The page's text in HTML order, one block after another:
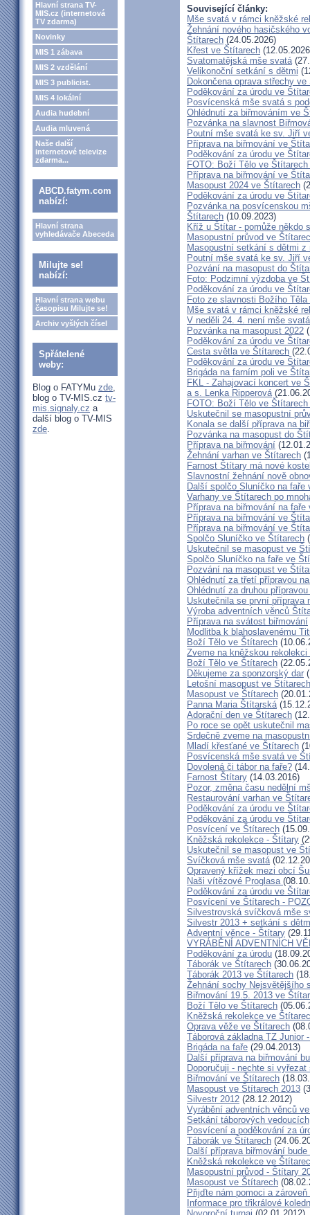
Hlavní strana TV-
MIS.cz (internetová
TV zdarma)
Novinky
MIS 1 zábava
MIS 2 vzdělání
MIS 3 publicist.
MIS 4 lokální
Audia hudební
Audia mluvená
Naše další
internetové televize
zdarma...
ABCD.fatym.com
nabízí:
Hlavní strana
vyhledávače Abeceda
Milujte se!
nabízí:
Hlavní strana webu
časopisu Milujte se!
Archiv vyšlých čísel
Spřátelené
weby:
Blog o FATYMu zde,
blog o TV-MIS.cz tv-
mis.signaly.cz a
další blog o TV-MIS
zde.
Související články:
Mše svatá v rámci kněžské
Žehnání nového hasičského
Štítarech (24.05.2026)
Křest ve Štítarech
Svatomatějská mše svatá
Velikonoční setkání s dětmi
Dokončena oprava střechy
Poděkování za úrodu ve
Posvícenská mše svatá s
Ohlédnutí za biřmováním ve
Pozvánka na slavnost
Poutní mše svatá ke sv. Jiří
Příprava na biřmování ve
Poděkování za úrodu ve
FOTO: Boží Tělo ve Štítarech
Příprava na biřmování ve
Masopust 2024 ve Štítarech
Poděkování za úrodu ve
Pozvánka na posvícenskou
Štítarech (10.09.2023)
Kříž u Štítar - pomůže někdo
Masopustní průvod ve
Masopustní setkání s dětmi
Poutní mše svatá ke sv. Jiří
Pozvání na masopust do
Foto: Podzimní výzdoba ve
Poděkování za úrodu ve
Foto ze slavnosti Božího
Mše svatá v rámci kněžské
V neděli 24. 4. není mše
Pozvánka na masopust 2022
Poděkování za úrodu ve
Cesta světla ve Štítarech
Poděkování za úrodu ve
Brigáda na farním poli ve
FKL - Zahajovací koncert ve
a s. Lenka Ripperová
FOTO: Boží Tělo ve Štítarech
Uskutečnil se masopustní
Konala se další příprava na
Pozvánka na masopust do
Příprava na biřmování
Žehnání varhan ve Štítarech
Farnost Štítary má nové
Slavnostní žehnání nově
Další spolčo Sluníčko na faře
Varhany ve Štítarech po
Příprava na biřmování na
Příprava na biřmování ve
Příprava na biřmování ve
Spolčo Sluníčko ve Štítarech
Uskutečnil se masopust ve
Spolčo Sluníčko na faře ve
Pozvání na masopust ve
Ohlédnutí za třetí přípravou
Ohlédnutí za druhou
Uskutečnila se první příprava
Výroba adventních věnců
Příprava na svátost biřmování
Modlitba k blahoslavenému
Boží Tělo ve Štítarech
Zveme na kněžskou
Boží Tělo ve Štítarech
Děkujeme za sponzorský dar
Letošní masopust ve
Masopust ve Štítarech
Panna Maria Štítarská
Adorační den ve Štítarech
Po roce se opět uskutečnil
Srdečně zveme na
Mladí křesťané ve Štítarech
Posvícenská mše svatá ve
Dovolená či tábor na faře?
Farnost Štítary (14.03.2016)
Pozor, změna času nedělní
Restaurování varhan ve
Poděkování za úrodu ve
Poděkování za úrodu ve
Posvícení ve Štítarech
Kněžská rekolekce - Štítary
Uskutečnil se masopust ve
Svíčková mše svatá
Opravený křížek mezi obcí
Naši vítězové Proglasa
Poděkování za úrodu ve
Posvícení ve Štítarech -
Silvestrovská svíčková mše
Silvestr 2013 + setkání s
Adventní věnce - Štítary
VYRÁBĚNÍ ADVENTNÍCH
Poděkování za úrodu
Táborák ve Štítarech
Táborák 2013 ve Štítarech
Žehnání sochy Nejsvětějšího
Biřmování 19.5. 2013 ve
Boží Tělo ve Štítarech
Kněžská rekolekce ve
Oprava věže ve Štítarech
Táborová základna TZ Junior
Brigáda na faře (29.04.2013)
Další příprava na biřmování
Doporučuji - nechte si vyřezat
Biřmování ve Štítarech
Masopust ve Štítarech 2013
Silvestr 2012 (28.12.2012)
Vyrábění adventních věnců
Setkání táborových vedoucích
Posvícení a poděkování za
Táborák ve Štítarech
Další příprava biřmování
Kněžská rekolekce ve
Masopustní průvod - Štítary
Masopust ve Štítarech
Přijďte nám pomoci a
Informace pro třikrálové